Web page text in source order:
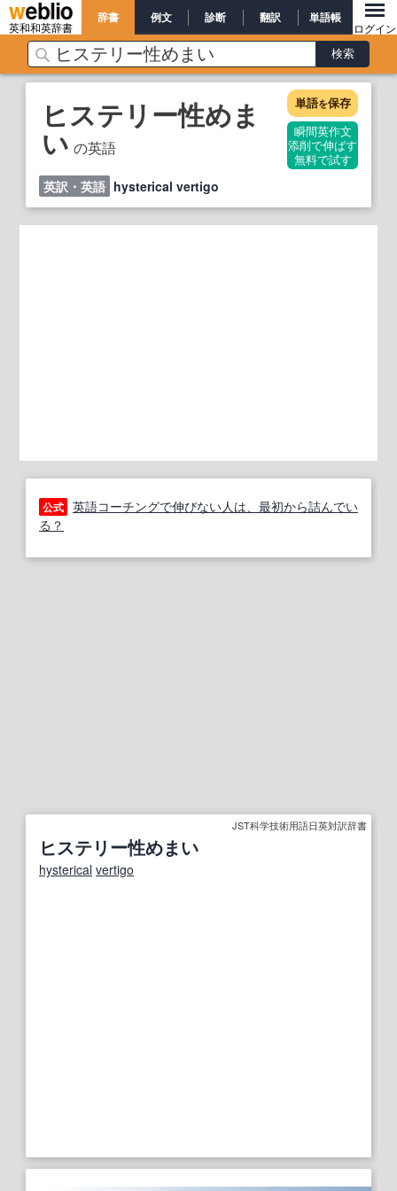
英和和英辞書
辞書 例文 診断 翻訳 単語帳
ログイン
ヒステリー性めま
い の英語
単語を保存
瞬間英作文
添削で伸ばす
無料で試す
英訳・英語 hysterical vertigo
公式 英語コーチングで伸びない人は、最初から詰んでい
る？
JST科学技術用語日英対訳辞書
ヒステリー性めまい
hysterical vertigo